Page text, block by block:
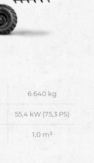
6.640 kg
55,4 kW (75,3 PS)
1,0 m³